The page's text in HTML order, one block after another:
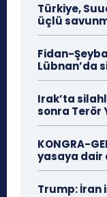
Türkiye,
üçlü
Fidan-
Lübnan’da
Irak’ta
sonra Terör
KONGRA-
yasaya dair
Trump: İran